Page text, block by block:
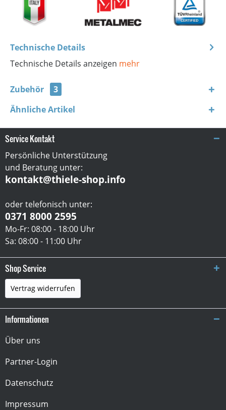
Technische Details
Technische Details anzeigen mehr
Zubehör
3
Ähnliche Artikel
Service Kontakt
Persönliche Unterstützung
und Beratung unter:
kontakt@thiele-shop.info
oder telefonisch unter:
0371 8000 2595
Mo-Fr: 08:00 - 18:00 Uhr
Sa: 08:00 - 11:00 Uhr
Shop Service
Vertrag widerrufen
Informationen
Über uns
Partner-Login
Datenschutz
Impressum